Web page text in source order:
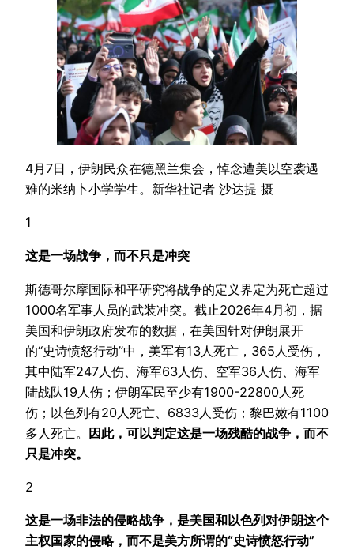
4月7日，伊朗民众在德黑兰集会，悼念遭美以空袭遇
难的米纳卜小学学生。新华社记者 沙达提 摄
1
这是一场战争，而不只是冲突
斯德哥尔摩国际和平研究将战争的定义界定为死亡超过
1000名军事人员的武装冲突。截止2026年4月初，据
美国和伊朗政府发布的数据，在美国针对伊朗展开
的“史诗愤怒行动”中，美军有13人死亡，365人受伤，
其中陆军247人伤、海军63人伤、空军36人伤、海军
陆战队19人伤；伊朗军民至少有1900-22800人死
伤；以色列有20人死亡、6833人受伤；黎巴嫩有1100
多人死亡。 因此，可以判定这是一场残酷的战争，而不
只是冲突。
2
这是一场非法的侵略战争，是美国和以色列对伊朗这个
主权国家的侵略，而不是美方所谓的“史诗愤怒行动”